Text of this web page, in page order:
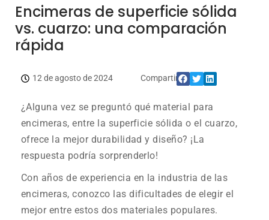
IT
Encimeras de superficie sólida
vs. cuarzo: una comparación
rápida
12 de agosto de 2024 Compartir:
¿Alguna vez se preguntó qué material para
encimeras, entre la superficie sólida o el cuarzo,
ofrece la mejor durabilidad y diseño? ¡La
respuesta podría sorprenderlo!
Con años de experiencia en la industria de las
encimeras, conozco las dificultades de elegir el
mejor entre estos dos materiales populares.